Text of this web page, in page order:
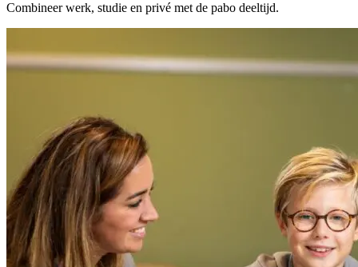
Combineer werk, studie en privé met de pabo deeltijd.